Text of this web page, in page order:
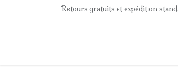
Se rendre au contenuRetours gratuits et expédition